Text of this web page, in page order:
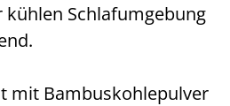
kühlen Schlafumgebung
mit Bambuskohlepulver